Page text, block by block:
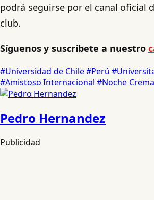
podrá seguirse por el canal oficial
club.
Síguenos y suscríbete a nuestro
#Universidad de Chile#Perú
#Amistoso Internacional #Noche Crema
Pedro Hernandez
Publicidad